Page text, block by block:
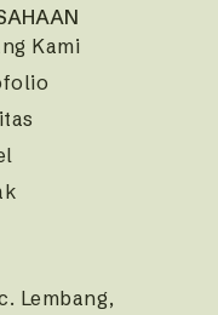
Kami
Lembang,